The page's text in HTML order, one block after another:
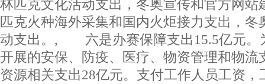
林匹克文化活动支出，冬奥宣传和官方网站
匹克火种海外采集和国内火炬接力支出，冬
动支出。, 六是办赛保障支出15.5亿元。
开展的安保、防疫、医疗、物资管理和
资源相关支出28亿元。支付工作人员工资